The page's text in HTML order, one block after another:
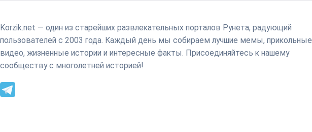
Korzik.net — один из старейших развлекательных порталов Рунета, радующий
пользователей с 2003 года. Каждый день мы собираем лучшие мемы, прикольные
видео, жизненные истории и интересные факты. Присоединяйтесь к нашему
сообществу с многолетней историей!